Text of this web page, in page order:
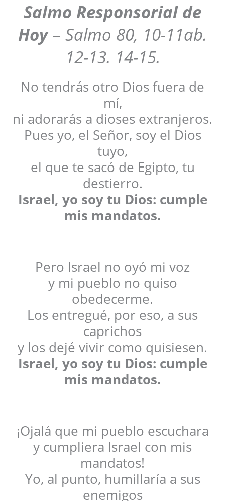
Salmo Responsorial de
Hoy – Salmo 80, 10-11ab.
12-13. 14-15.
No tendrás otro Dios fuera de
mí,
ni adorarás a dioses extranjeros.
Pues yo, el Señor, soy el Dios
tuyo,
el que te sacó de Egipto, tu
destierro.
Israel, yo soy tu Dios: cumple
mis mandatos.
Pero Israel no oyó mi voz
y mi pueblo no quiso
obedecerme.
Los entregué, por eso, a sus
caprichos
y los dejé vivir como quisiesen.
Israel, yo soy tu Dios: cumple
mis mandatos.
¡Ojalá que mi pueblo escuchara
y cumpliera Israel con mis
mandatos!
Yo, al punto, humillaría a sus
enemigos